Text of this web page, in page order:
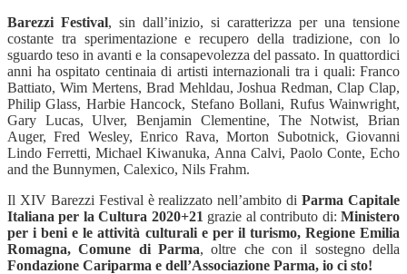
Barezzi Festival, sin dall’inizio, si caratterizza per una tensione
costante tra sperimentazione e recupero della tradizione, con lo
sguardo teso in avanti e la consapevolezza del passato. In quattordici
anni ha ospitato centinaia di artisti internazionali tra i quali: Franco
Battiato, Wim Mertens, Brad Mehldau, Joshua Redman, Clap Clap,
Philip Glass, Harbie Hancock, Stefano Bollani, Rufus Wainwright,
Gary Lucas, Ulver, Benjamin Clementine, The Notwist, Brian
Auger, Fred Wesley, Enrico Rava, Morton Subotnick, Giovanni
Lindo Ferretti, Michael Kiwanuka, Anna Calvi, Paolo Conte, Echo
and the Bunnymen, Calexico, Nils Frahm.
Il XIV Barezzi Festival è realizzato nell’ambito diParma Capitale
Italiana per la Cultura 2020+21 grazie al contributo di:Ministero
per i beni e le attività culturali e per il turismo, Regione Emilia
Romagna, Comune di Parma, oltre che con il sostegno della
Fondazione Cariparma e dell’Associazione Parma, io ci sto!